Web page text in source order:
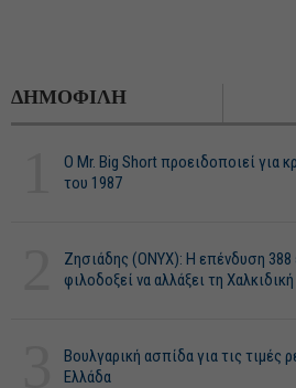
ΔΗΜΟΦΙΛΗ
O Mr. Big Short προειδοποιεί για
του 1987
Ζησιάδης (ONYX): Η επένδυση 388
φιλοδοξεί να αλλάξει τη Χαλκιδική
Βουλγαρική ασπίδα για τις τιμές
Ελλάδα